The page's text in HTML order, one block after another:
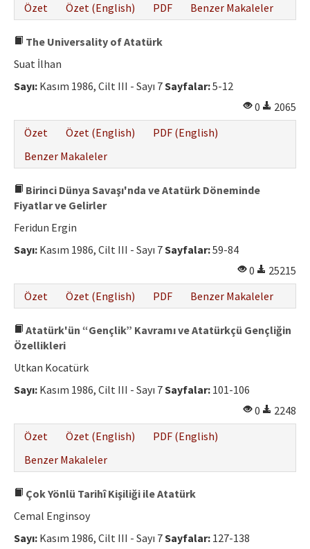
Özet
Özet (English) PDF Benzer Makaleler
The Universality of Atatürk
Suat İlhan
Sayı: Kasım 1986, Cilt III - Sayı 7Sayfalar:5-12
0
2065
Özet
Özet (English)
PDF (English)
Benzer Makaleler
Birinci Dünya Savaşı'nda ve Atatürk Döneminde
Fiyatlar ve Gelirler
Feridun Ergin
Sayı: Kasım 1986, Cilt III - Sayı 7Sayfalar:59-84
0
25215
Özet
Özet (English) PDF Benzer Makaleler
Atatürk'ün “Gençlik” Kavramı ve Atatürkçü Gençliğin
Özellikleri
Utkan Kocatürk
Sayı: Kasım 1986, Cilt III - Sayı 7Sayfalar: 101-106
0
2248
Özet
Özet (English)
PDF (English)
Benzer Makaleler
Çok Yönlü Tarihî Kişiliği ile Atatürk
Cemal Enginsoy
Sayı: Kasım 1986, Cilt III - Sayı 7Sayfalar: 127-138